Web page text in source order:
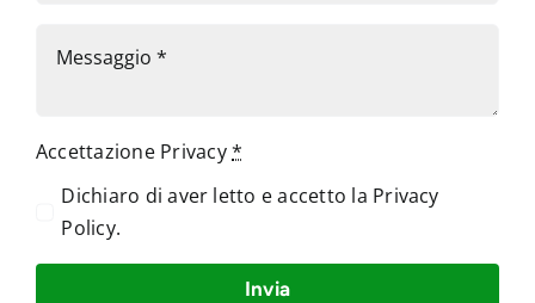
Accettazione Privacy*
Dichiaro di aver letto e accetto la Privacy
Policy.
Invia